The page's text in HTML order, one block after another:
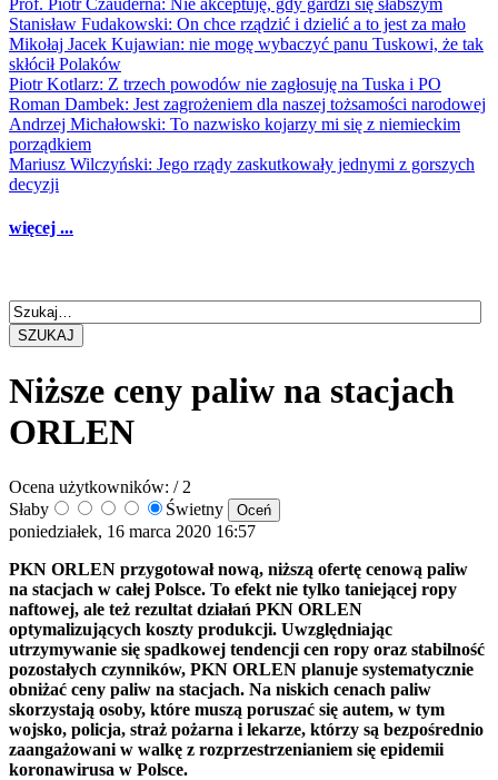
Prof. Piotr Czauderna: Nie akceptuję, gdy gardzi się słabszym
Stanisław Fudakowski: On chce rządzić i dzielić a to jest za mało
Mikołaj Jacek Kujawian: nie mogę wybaczyć panu Tuskowi, że tak
skłócił Polaków
Piotr Kotlarz: Z trzech powodów nie zagłosuję na Tuska i PO
Roman Dambek: Jest zagrożeniem dla naszej tożsamości narodowej
Andrzej Michałowski: To nazwisko kojarzy mi się z niemieckim
porządkiem
Mariusz Wilczyński: Jego rządy zaskutkowały jednymi z gorszych
decyzji
więcej ...
SZUKAJ
Niższe ceny paliw na stacjach
ORLEN
Ocena użytkowników: / 2
Słaby
Świetny
poniedziałek, 16 marca 2020 16:57
PKN ORLEN przygotował nową, niższą ofertę cenową paliw
na stacjach w całej Polsce. To efekt nie tylko taniejącej ropy
naftowej, ale też rezultat działań PKN ORLEN
optymalizujących koszty produkcji. Uwzględniając
utrzymywanie się spadkowej tendencji cen ropy oraz stabilność
pozostałych czynników, PKN ORLEN planuje systematycznie
obniżać ceny paliw na stacjach. Na niskich cenach paliw
skorzystają osoby, które muszą poruszać się autem, w tym
wojsko, policja, straż pożarna i lekarze, którzy są bezpośrednio
zaangażowani w walkę z rozprzestrzenianiem się epidemii
koronawirusa w Polsce.